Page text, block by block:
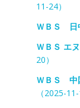
11-24）
ＷＢＳ 日
ＷＢＳ エ
20）
ＷＢＳ 中
（2025-11-